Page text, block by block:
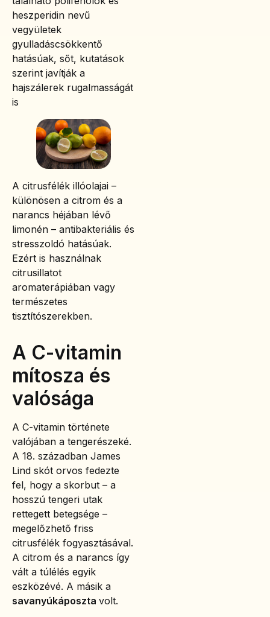
heszperidin nevű
vegyületek
gyulladáscsökkentő
hatásúak, sőt, kutatások
szerint javítják a
hajszálerek rugalmasságát
is
A citrusfélék illóolajai –
különösen a citrom és a
narancs héjában lévő
limonén – antibakteriális és
stresszoldó hatásúak.
Ezért is használnak
citrusillatot
aromaterápiában vagy
természetes
tisztítószerekben.
A C-vitamin
mítosza és
valósága
A C-vitamin története
valójában a tengerészeké.
A 18. században James
Lind skót orvos fedezte
fel, hogy a skorbut – a
hosszú tengeri utak
rettegett betegsége –
megelőzhető friss
citrusfélék fogyasztásával.
A citrom és a narancs így
vált a túlélés egyik
eszközévé. A másik a
savanyúkáposzta volt.